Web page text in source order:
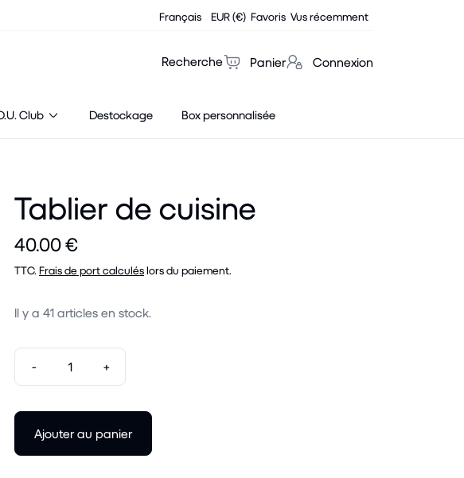
Français EUR (€) Favoris Vus récemment
Recherche Panier Connexion
Club Destockage Box personnalisée
Tablier de cuisine
40.00 €
TTC. Frais de port calculéslors du paiement.
Il y a 41 articles en stock.
- +
Ajouter au panier